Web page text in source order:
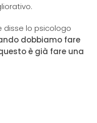
disse lo psicologo
dobbiamo fare
è già fare una